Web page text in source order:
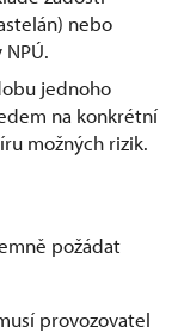
nebo
jednoho
na konkrétní
možných rizik.
požádat
provozovatel